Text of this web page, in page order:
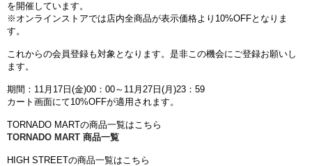
を開催しています。
※オンラインストアでは店内全商品が表示価格より10%OFFとなりま
す。
これからの会員登録も対象となります。是非この機会にご登録お願いし
ます。
期間：11月17日(金)00：00～11月27日(月)23：59
カート画面にて10%OFFが適用されます。
TORNADO MARTの商品一覧はこちら
TORNADO MART 商品一覧
HIGH STREETの商品一覧はこちら